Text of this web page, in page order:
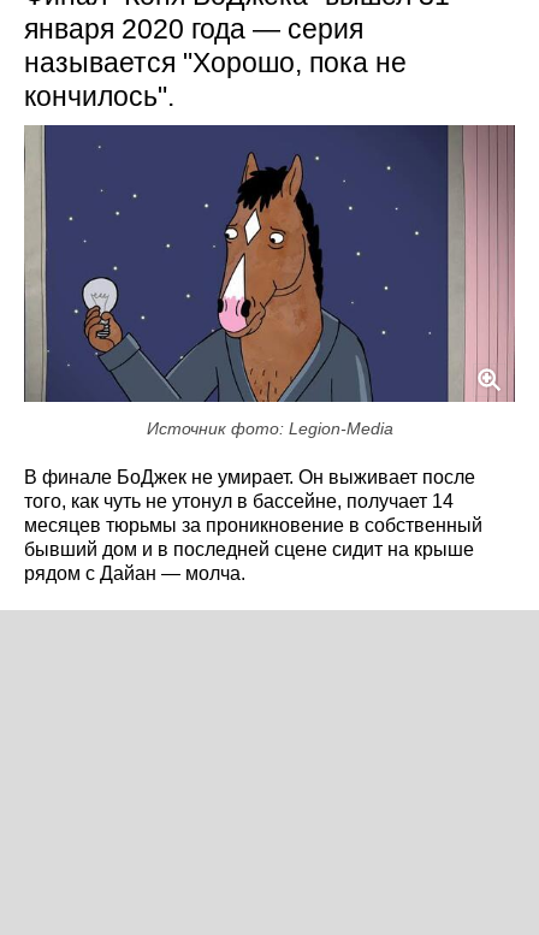
января 2020 года — серия
называется "Хорошо, пока не
кончилось".
Источник фото: Legion-Media
В финале БоДжек не умирает. Он выживает после
того, как чуть не утонул в бассейне, получает 14
месяцев тюрьмы за проникновение в собственный
бывший дом и в последней сцене сидит на крыше
рядом с Дайан — молча.